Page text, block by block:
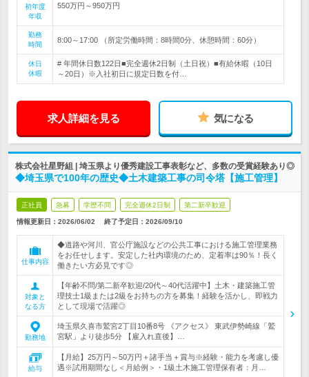
初年度
年収
550万円～950万円
勤務
時間
8:00～17:00 （所定労働時間：8時間0分、休憩時間：60分）
休日
休暇
# 年間休日数122日■完全週休2日制（土日祝）■有給休暇（10日
～20日）※入社初日に規定日数を付…
求人詳細を見る 気になる
株式会社星野組 | 埼玉県より優秀建設工事表彰など、多数の受賞経験あり◎
◆埼玉県で100年の歴史◆土木建築工事の司令塔【施工管理】
正社員 急募 学歴不問 完全週休2日制 第二新卒歓迎
情報更新日：2026/06/02 終了予定日： 2026/09/10
仕事内容
◆道路や河川、官公庁施設などの公共工事における施工管理業務
をお任せします。安定した社内環境のため、定着率は90％！長く
働きたい方必見です◎
対象と
なる方
【年齢不問/第二新卒歓迎/20代～40代活躍中】土木・建築施工管
理技士1級または2級をお持ちの方を募集！経験を活かし、即戦力
として現場で活躍◎
勤務地
埼玉県久喜市鷲宮2丁目10番8号 《アクセス》 東武伊勢崎線「鷲
宮駅」より徒歩5分 【雇入れ直後】…
給与
【月給】25万円～50万円＋諸手当＋賞与※経験・能力を考慮し優
遇※試用期間なし＜月給例＞・1級土木施工管理保有者：月…